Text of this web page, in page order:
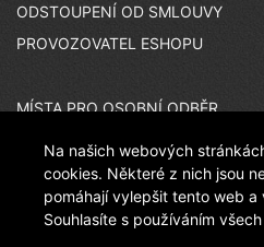
ODSTOUPENÍ OD SMLOUVY
PROVOZOVATEL ESHOPU
MÍSTA PRO OSOBNÍ ODBĚR
ČASTO KLADENÉ OTÁZKY
Na našich webových
cookies. Některé z nich jsou
pomáhají vylepšit tento web
Souhlasíte s používáním